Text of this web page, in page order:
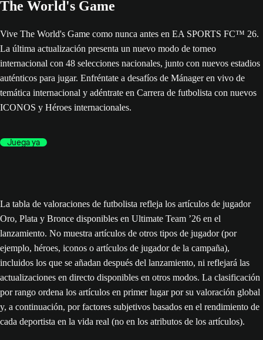
The World's Game
Vive The World's Game como nunca antes en EA SPORTS FC™ 26.
La última actualización presenta un nuevo modo de torneo
internacional con 48 selecciones nacionales, junto con nuevos estadios
auténticos para jugar. Enfréntate a desafíos de Mánager en vivo de
temática internacional y adéntrate en Carrera de futbolista con nuevos
ICONOS y Héroes internacionales.
Juega ya
La tabla de valoraciones de futbolista refleja los artículos de jugador
Oro, Plata y Bronce disponibles en Ultimate Team ’26 en el
lanzamiento. No muestra artículos de otros tipos de jugador (por
ejemplo, héroes, iconos o artículos de jugador de la campaña),
incluidos los que se añadan después del lanzamiento, ni reflejará las
actualizaciones en directo disponibles en otros modos. La clasificación
por rango ordena los artículos en primer lugar por su valoración global
y, a continuación, por factores subjetivos basados en el rendimiento de
cada deportista en la vida real (no en los atributos de los artículos).